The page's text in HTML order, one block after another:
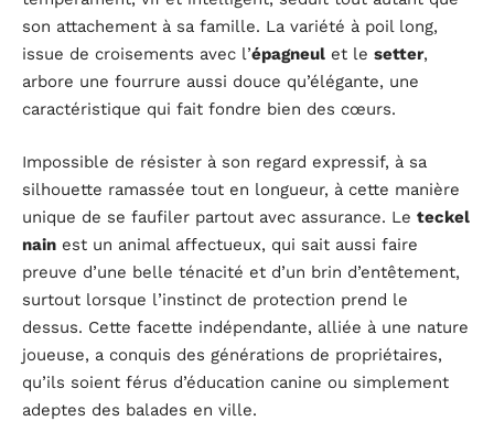
son attachement à sa famille. La variété à poil long,
issue de croisements avec l’épagneul et le setter,
arbore une fourrure aussi douce qu’élégante, une
caractéristique qui fait fondre bien des cœurs.
Impossible de résister à son regard expressif, à sa
silhouette ramassée tout en longueur, à cette manière
unique de se faufiler partout avec assurance. Le teckel
nain est un animal affectueux, qui sait aussi faire
preuve d’une belle ténacité et d’un brin d’entêtement,
surtout lorsque l’instinct de protection prend le
dessus. Cette facette indépendante, alliée à une nature
joueuse, a conquis des générations de propriétaires,
qu’ils soient férus d’éducation canine ou simplement
adeptes des balades en ville.